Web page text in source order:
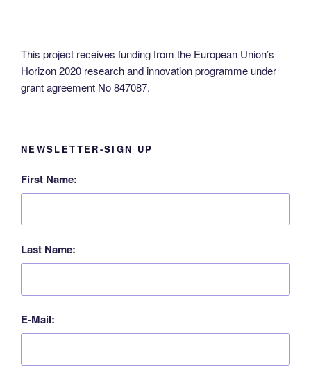
This project receives funding from the European Union’s
Horizon 2020 research and innovation programme under
grant agreement No 847087.
NEWSLETTER-SIGN UP
First Name:
Last Name:
E-Mail: